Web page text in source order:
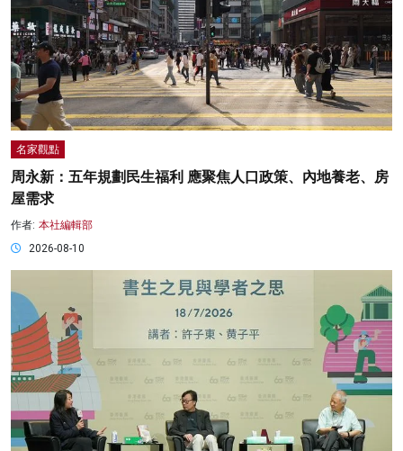
名家觀點
周永新：五年規劃民生福利 應聚焦人口政策、內地養老、房
屋需求
作者: 本社編輯部
2026-08-10